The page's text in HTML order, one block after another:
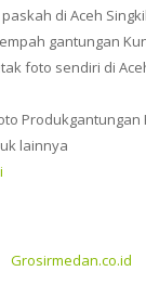
di Aceh Singkil
gantungan
foto sendiri di
Produkgantungan
lainnya
Grosirmedan.co.id